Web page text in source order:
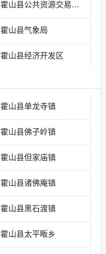
霍山县公共资源交易中心
霍山县气象局
霍山县经济开发区
霍山县单龙寺镇
霍山县佛子岭镇
霍山县但家庙镇
霍山县诸佛庵镇
霍山县黑石渡镇
霍山县太平畈乡